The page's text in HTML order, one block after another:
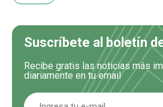
Suscríbete al boletín
Recibe gratis las noticias más
diariamente en tu email